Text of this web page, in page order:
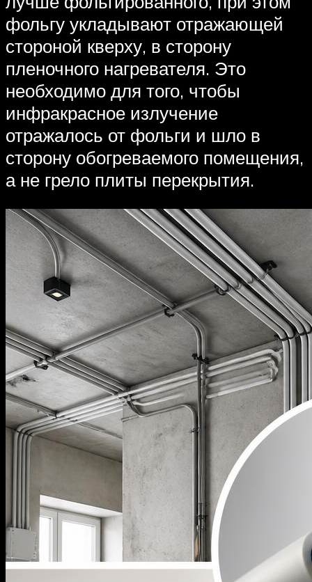
фольгу укладывают отражающей
стороной кверху, в сторону
пленочного нагревателя. Это
необходимо для того, чтобы
инфракрасное излучение
отражалось от фольги и шло в
сторону обогреваемого помещения,
а не грело плиты перекрытия.